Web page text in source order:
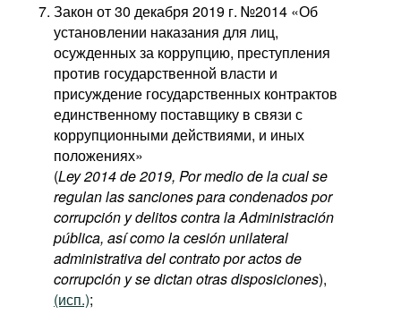
Закон от 30 декабря 2019 г. №2014 «Об
установлении наказания для лиц,
осужденных за коррупцию, преступления
против государственной власти и
присуждение государственных контрактов
единственному поставщику в связи с
коррупционными действиями, и иных
положениях»
(Ley 2014 de 2019, Por medio de la cual se
regulan las sanciones para condenados por
corrupción y delitos contra la Administración
pública, así como la cesión unilateral
administrativa del contrato por actos de
corrupción y se dictan otras disposiciones),
(исп.);